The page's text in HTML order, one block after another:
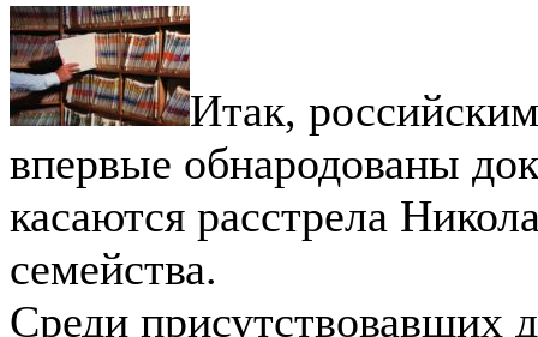
Итак,
впервые обнародованы
касаются расстрела
семейства.
Среди присутствовавших